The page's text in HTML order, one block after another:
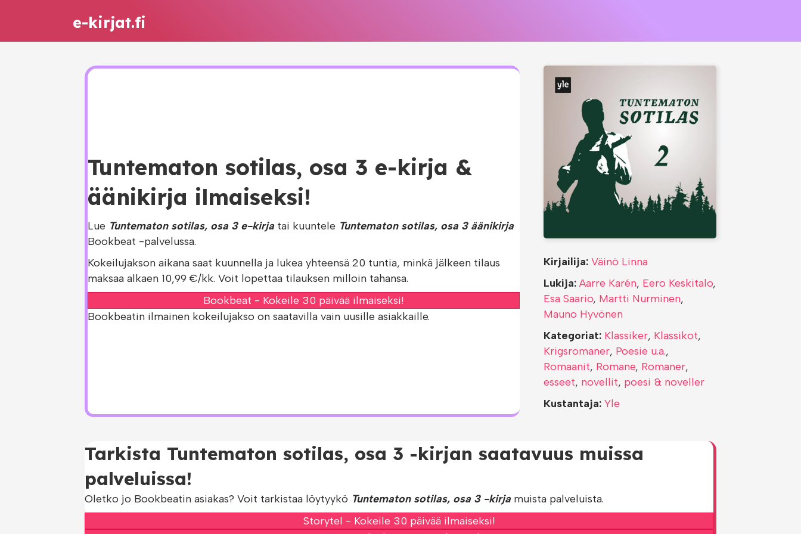
e-kirjat.fi
Tuntematon sotilas, osa 3 e-kirja &
äänikirja ilmaiseksi!
Lue Tuntematon sotilas, osa 3 e-kirja tai kuuntele Tuntematon sotilas, osa 3 äänikirja
Bookbeat -palvelussa.
Kokeilujakson aikana saat kuunnella ja lukea yhteensä 20 tuntia, minkä jälkeen tilaus
maksaa alkaen 10,99 €/kk. Voit lopettaa tilauksen milloin tahansa.
Bookbeat - Kokeile 30 päivää ilmaiseksi!
Bookbeatin ilmainen kokeilujakso on saatavilla vain uusille asiakkaille.
Kirjailija: Väinö Linna
Lukija: Aarre Karén, Eero Keskitalo,
Esa Saario, Martti Nurminen,
Mauno Hyvönen
Kategoriat: Klassiker, Klassikot,
Krigsromaner, Poesie u.a.,
Romaanit, Romane, Romaner,
esseet, novellit, poesi & noveller
Kustantaja: Yle
Tarkista Tuntematon sotilas, osa 3 -kirjan saatavuus muissa
palveluissa!
Oletko jo Bookbeatin asiakas? Voit tarkistaa löytyykö Tuntematon sotilas, osa 3 -kirja muista palveluista.
Storytel - Kokeile 30 päivää ilmaiseksi!